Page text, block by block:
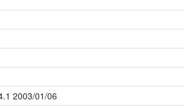
2003/01/06